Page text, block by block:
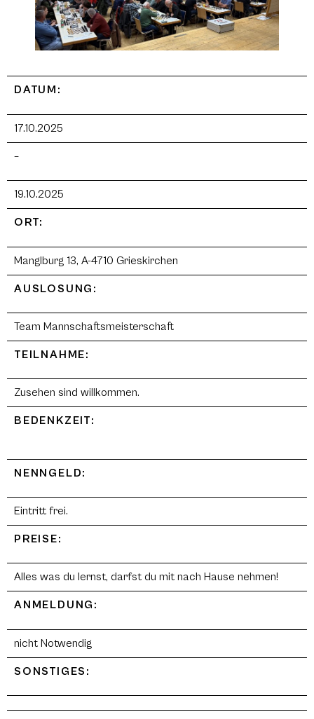
DATUM:
17.10.2025
–
19.10.2025
ORT:
Manglburg 13, A-4710 Grieskirchen
AUSLOSUNG:
Team Mannschaftsmeisterschaft
TEILNAHME:
Zusehen sind willkommen.
BEDENKZEIT:
NENNGELD:
Eintritt frei.
PREISE:
Alles was du lernst, darfst du mit nach Hause nehmen!
ANMELDUNG:
nicht Notwendig
SONSTIGES: